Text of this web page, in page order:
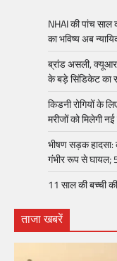
NHAI की पांच साल
का भविष्य अब
ब्रांड असली,
के बड़े सिंडिकेट का
किडनी रोगियों के
मरीजों को मिलेगी
भीषण सड़क हादसा:
गंभीर रूप से घायल;
11 साल की बच्ची
ताजा खबरें